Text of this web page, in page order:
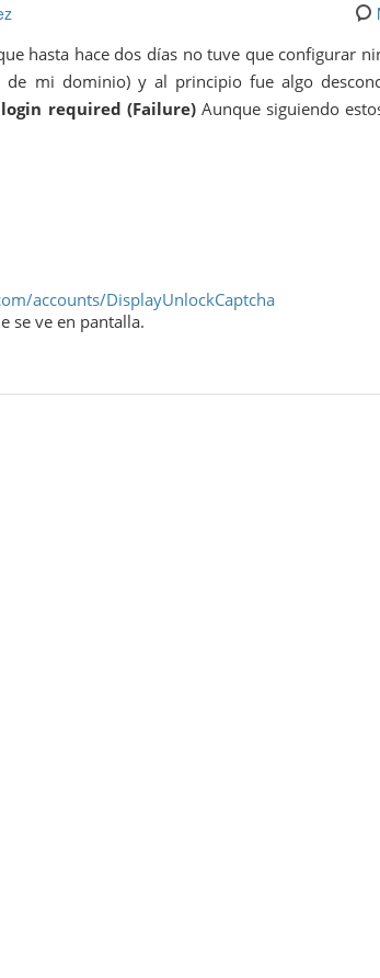
hasta hace dos días no tuve que configurar
mi dominio) y al principio fue algo
required (Failure)Aunque siguiendo
accounts/DisplayUnlockCaptcha
se ve en pantalla.